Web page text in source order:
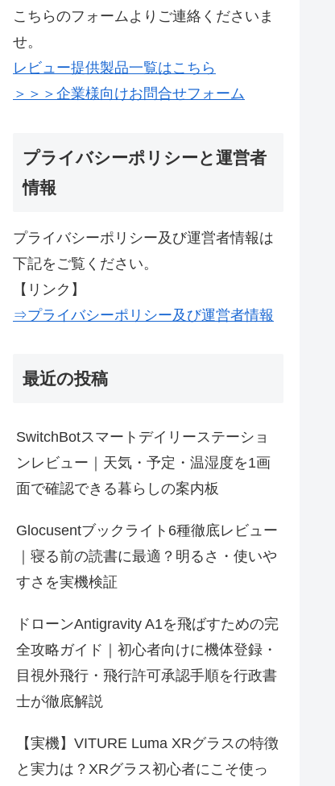
こちらのフォームよりご連絡くださいま
せ。
レビュー提供製品一覧はこちら
＞＞＞企業様向けお問合せフォーム
プライバシーポリシーと運営者
情報
プライバシーポリシー及び運営者情報は
下記をご覧ください。
【リンク】
⇒プライバシーポリシー及び運営者情報
最近の投稿
SwitchBotスマートデイリーステーショ
ンレビュー｜天気・予定・温湿度を1画
面で確認できる暮らしの案内板
Glocusentブックライト6種徹底レビュー
｜寝る前の読書に最適？明るさ・使いや
すさを実機検証
ドローンAntigravity A1を飛ばすための完
全攻略ガイド｜初心者向けに機体登録・
目視外飛行・飛行許可承認手順を行政書
士が徹底解説
【実機】VITURE Luma XRグラスの特徴
と実力は？XRグラス初心者にこそ使っ